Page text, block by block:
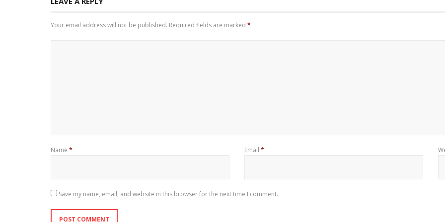
Your email address will not be published. Required fields are marked *
Name * Email *
Save my name, email, and website in this browser for the next time I comment.